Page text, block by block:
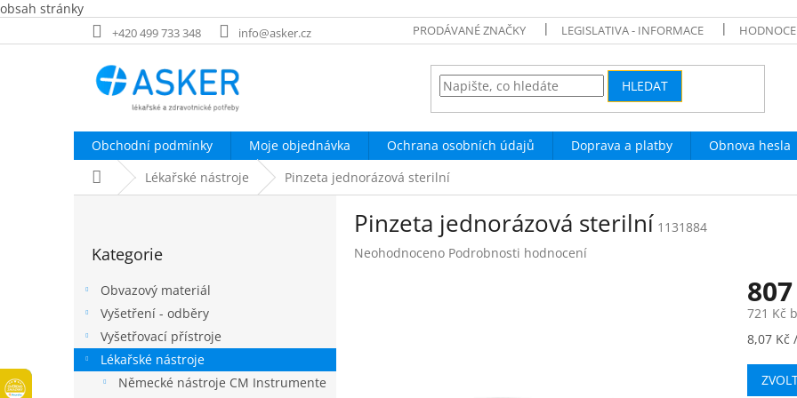
obsah stránky
na
+420 499 733 348 info@asker.cz PRODÁVANÉ ZNAČKY LEGISLATIVA - INFORMACE
HLEDAT
Obchodní podmínky Moje objednávka Ochrana osobních údajů Doprava a platby Obnova hesla
Domů Lékařské nástroje Pinzeta jednorázová sterilní
kategorie
Kategorie
Obvazový materiál
Vyšetření - odběry
Vyšetřovací přístroje
Lékařské nástroje
Německé nástroje CM Instrumente
Pinzeta jednorázová sterilní 1131884
Průměrné
Neohodnoceno Podrobnosti hodnocení
721 Kč
Měrná
8,07 Kč